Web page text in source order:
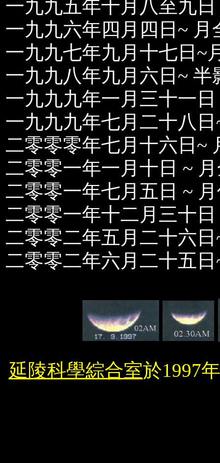
一九九五年十月八至九
一九九六年四月四日~ 月
一九九七年九月十七日~
一九九八年九月六日~ 半
一九九九年一月三十一
一九九九年七月二十八
二零零零年七月十六日~
二零零一年一月十日 ~
二零零一年七月五日 ~
二零零一年十二月三十
二零零二年五月二十六
二零零二年六月二十五
延陵科學綜合室於1997